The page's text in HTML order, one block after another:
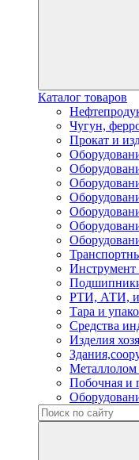
Каталог товаров
Чугун,
Прокат и
РТИ, АТИ,
Тара и
Средства
Изделия
Металлолом
Побочная и